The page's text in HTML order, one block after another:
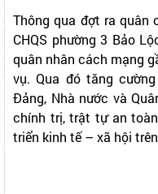
Thông qua đợt ra quân
CHQS phường 3 Bảo
quân nhân cách mạng
vụ. Qua đó tăng
Đảng, Nhà nước và
chính trị, trật tự an
triển kinh tế – xã hội